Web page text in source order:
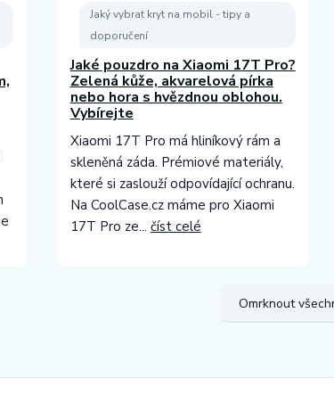
Jaký vybrat kryt na mobil - tipy a
doporučení
Jaké pouzdro na Xiaomi 17T Pro?
Zelená kůže, akvarelová pírka
nebo hora s hvězdnou oblohou.
Vybírejte
Xiaomi 17T Pro má hliníkový rám a
skleněná záda. Prémiové materiály,
které si zaslouží odpovídající ochranu.
Na CoolCase.cz máme pro Xiaomi
17T Pro ze... číst celé
Omrknout